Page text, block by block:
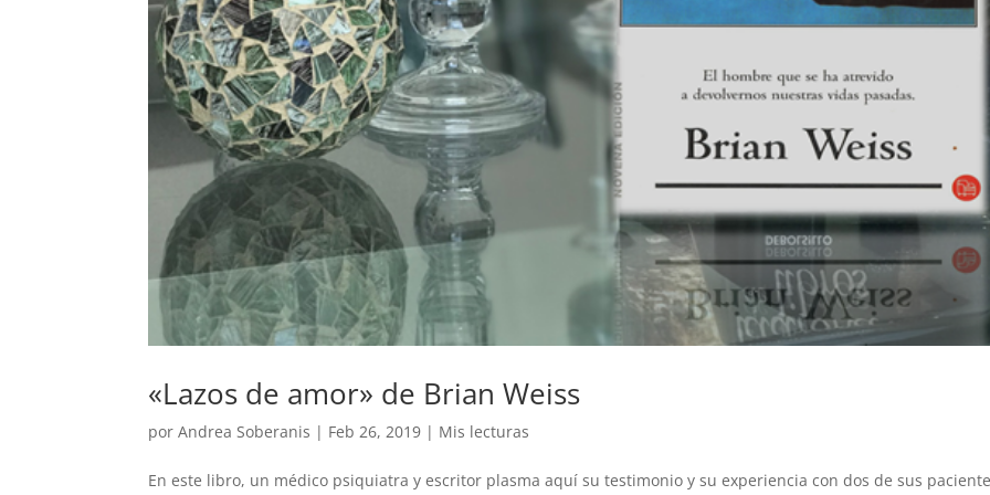
«Lazos de amor» de Brian Weiss
porAndrea Soberanis | Feb 26, 2019 | Mis lecturas
En este libro, un médico psiquiatra y escritor plasma aquí su testimonio y su experiencia con dos de sus